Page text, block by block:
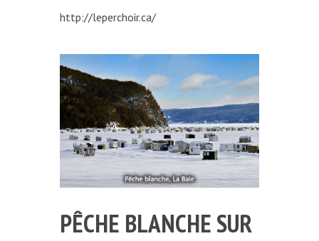
http://leperchoir.ca/
PÊCHE BLANCHE SUR